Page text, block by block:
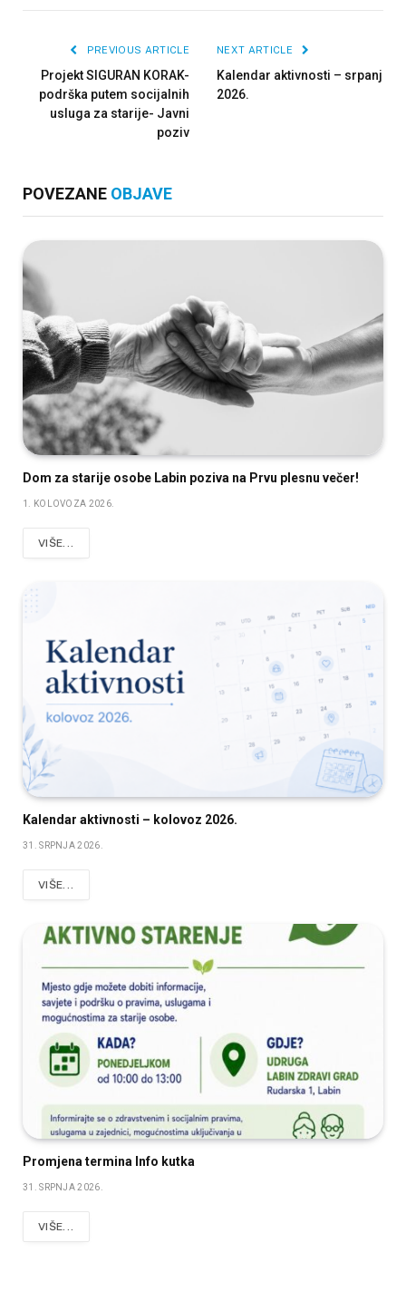
PREVIOUS ARTICLE
Projekt SIGURAN KORAK-
podrška putem socijalnih
usluga za starije- Javni
poziv
NEXT ARTICLE
Kalendar aktivnosti – srpanj
2026.
POVEZANE OBJAVE
Dom za starije osobe Labin poziva na Prvu plesnu večer!
1. KOLOVOZA 2026.
VIŠE...
Kalendar aktivnosti – kolovoz 2026.
31. SRPNJA 2026.
VIŠE...
Promjena termina Info kutka
31. SRPNJA 2026.
VIŠE...